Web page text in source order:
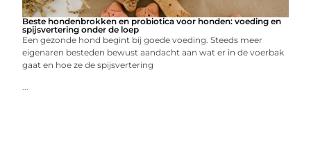
Beste hondenbrokken en probiotica voor honden: voeding en
spijsvertering onder de loep
Een gezonde hond begint bij goede voeding. Steeds meer
eigenaren besteden bewust aandacht aan wat er in de voerbak
gaat en hoe ze de spijsvertering
...